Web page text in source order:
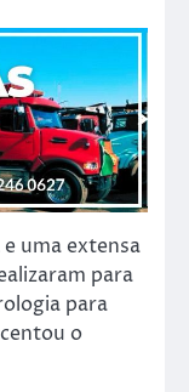
uma extensa
para
para
o